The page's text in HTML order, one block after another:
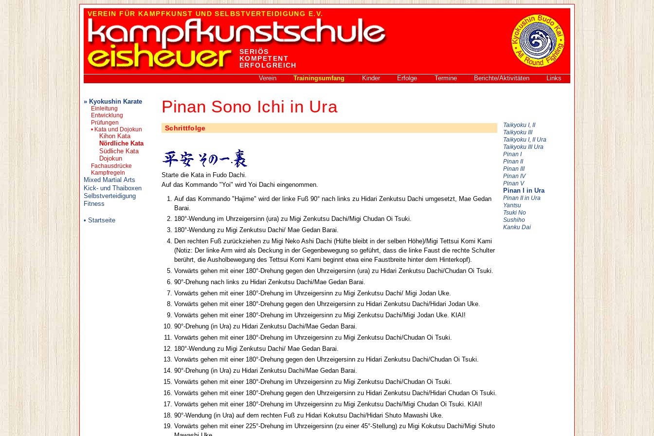
VEREIN FÜR KAMPFKUNST UND SELBSTVERTEIDIGUNG E.V.
SERIÖS
KOMPETENT
ERFOLGREICH
Links
Berichte/Aktivitäten
Termine
Erfolge
Kinder
Trainingsumfang
Verein
» Kyokushin Karate
Einleitung
Entwicklung
Prüfungen
• Kata und Dojokun
Kihon Kata
Nördliche Kata
Südliche Kata
Dojokun
Fachausdrücke
Kampfregeln
Mixed Martial Arts
Kick- und Thaiboxen
Selbstverteidigung
Fitness
• Startseite
Taikyoku I, II
Taikyoku III
Taikyoku I, II Ura
Taikyoku III Ura
Pinan I
Pinan II
Pinan III
Pinan IV
Pinan V
Pinan I in Ura
Pinan II in Ura
Yantsu
Tsuki No
Sushiho
Kanku Dai
Pinan Sono Ichi in Ura
Schrittfolge
Starte die Kata in Fudo Dachi.
Auf das Kommando "Yoi" wird Yoi Dachi eingenommen.
Auf das Kommando "Hajime" wird der linke Fuß 90° nach links zu Hidari Zenkutsu Dachi umgesetzt, Mae Gedan
Barai.
180°-Wendung im Uhrzeigersinn (ura) zu Migi Zenkutsu Dachi/Migi Chudan Oi Tsuki.
180°-Wendung zu Migi Zenkutsu Dachi/ Mae Gedan Barai.
Den rechten Fuß zurückziehen zu Migi Neko Ashi Dachi (Hüfte bleibt in der selben Höhe)/Migi Tettsui Komi Kami
(Notiz: Der linke Arm wird als Deckung in der Gegenbewegung so geführt, dass die linke Faust die rechte Schulter
berührt, die Ausholbewegung des Tettsui Komi Kami beginnt etwa eine Faustbreite hinter dem Hinterkopf).
Vorwärts gehen mit einer 180°-Drehung gegen den Uhrzeigersinn (ura) zu Hidari Zenkutsu Dachi/Chudan Oi Tsuki.
90°-Drehung nach links zu Hidari Zenkutsu Dachi/Mae Gedan Barai.
Vorwärts gehen mit einer 180°-Drehung im Uhrzeigersinn zu Migi Zenkutsu Dachi/ Migi Jodan Uke.
Vorwärts gehen mit einer 180°-Drehung gegen den Uhrzeigersinn zu Hidari Zenkutsu Dachi/Hidari Jodan Uke.
Vorwärts gehen mit einer 180°-Drehung im Uhrzeigersinn zu Migi Zenkutsu Dachi/Migi Jodan Uke. KIAI!
90°-Drehung (in Ura) zu Hidari Zenkutsu Dachi/Mae Gedan Barai.
Vorwärts gehen mit einer 180°-Drehung im Uhrzeigersinn zu Migi Zenkutsu Dachi/Chudan Oi Tsuki.
180°-Wendung zu Migi Zenkutsu Dachi/ Mae Gedan Barai.
Vorwärts gehen mit einer 180°-Drehung gegen den Uhrzeigersinn zu Hidari Zenkutsu Dachi/Chudan Oi Tsuki.
90°-Drehung (in Ura) zu Hidari Zenkutsu Dachi/Mae Gedan Barai.
Vorwärts gehen mit einer 180°-Drehung im Uhrzeigersinn zu Migi Zenkutsu Dachi/Chudan Oi Tsuki.
Vorwärts gehen mit einer 180°-Drehung gegen den Uhrzeigersinn zu Hidari Zenkutsu Dachi/Hidari Chudan Oi Tsuki.
Vorwärts gehen mit einer 180°-Drehung im Uhrzeigersinn zu Migi Zenkutsu Dachi/Migi Chudan Oi Tsuki. KIAI!
90°-Wendung (in Ura) auf dem rechten Fuß zu Hidari Kokutsu Dachi/Hidari Shuto Mawashi Uke.
Vorwärts gehen mit einer 225°-Drehung im Uhrzeigersinn (zu einer 45°-Stellung) zu Migi Kokutsu Dachi/Migi Shuto